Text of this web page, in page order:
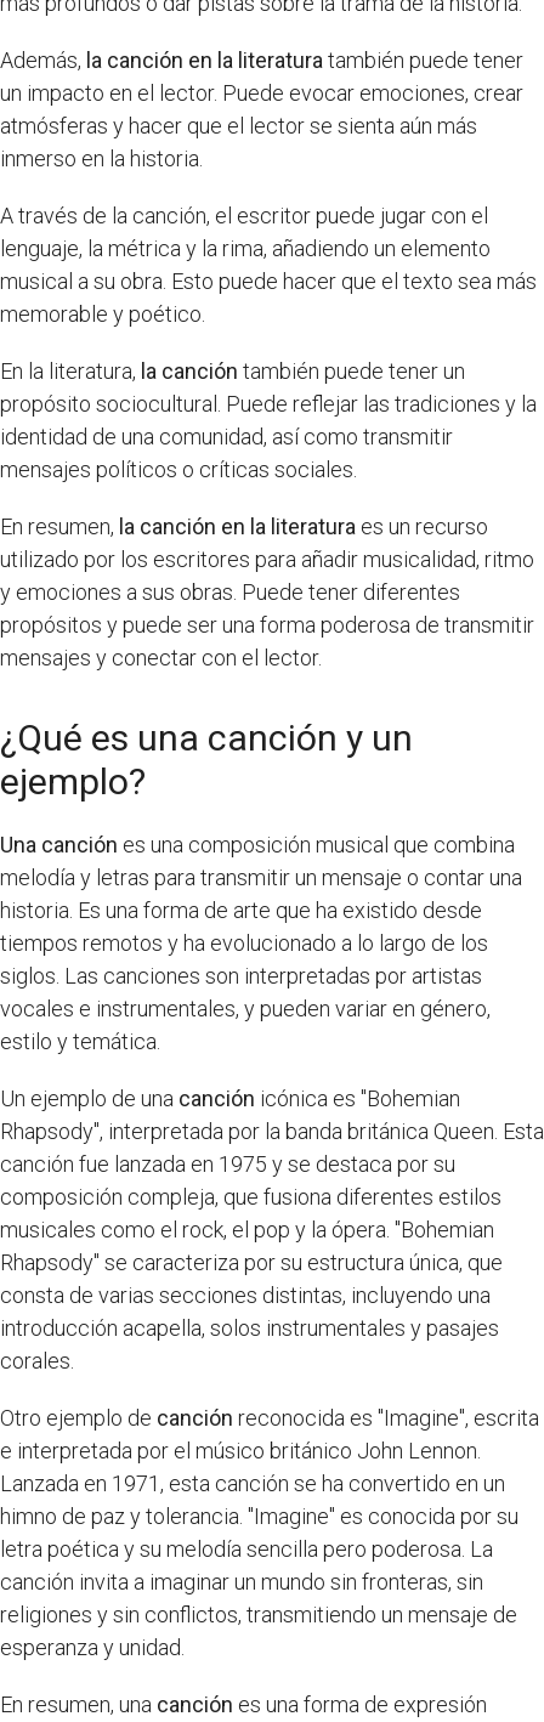
Además, la canción en la literatura también puede tener
un impacto en el lector. Puede evocar emociones, crear
atmósferas y hacer que el lector se sienta aún más
inmerso en la historia.
A través de la canción, el escritor puede jugar con el
lenguaje, la métrica y la rima, añadiendo un elemento
musical a su obra. Esto puede hacer que el texto sea más
memorable y poético.
En la literatura, la canción también puede tener un
propósito sociocultural. Puede reflejar las tradiciones y la
identidad de una comunidad, así como transmitir
mensajes políticos o críticas sociales.
En resumen, la canción en la literatura es un recurso
utilizado por los escritores para añadir musicalidad, ritmo
y emociones a sus obras. Puede tener diferentes
propósitos y puede ser una forma poderosa de transmitir
mensajes y conectar con el lector.
¿Qué es una canción y un
ejemplo?
Una canción es una composición musical que combina
melodía y letras para transmitir un mensaje o contar una
historia. Es una forma de arte que ha existido desde
tiempos remotos y ha evolucionado a lo largo de los
siglos. Las canciones son interpretadas por artistas
vocales e instrumentales, y pueden variar en género,
estilo y temática.
Un ejemplo de una canción icónica es "Bohemian
Rhapsody", interpretada por la banda británica Queen. Esta
canción fue lanzada en 1975 y se destaca por su
composición compleja, que fusiona diferentes estilos
musicales como el rock, el pop y la ópera. "Bohemian
Rhapsody" se caracteriza por su estructura única, que
consta de varias secciones distintas, incluyendo una
introducción acapella, solos instrumentales y pasajes
corales.
Otro ejemplo de canción reconocida es "Imagine", escrita
e interpretada por el músico británico John Lennon.
Lanzada en 1971, esta canción se ha convertido en un
himno de paz y tolerancia. "Imagine" es conocida por su
letra poética y su melodía sencilla pero poderosa. La
canción invita a imaginar un mundo sin fronteras, sin
religiones y sin conflictos, transmitiendo un mensaje de
esperanza y unidad.
En resumen, una canción es una forma de expresión